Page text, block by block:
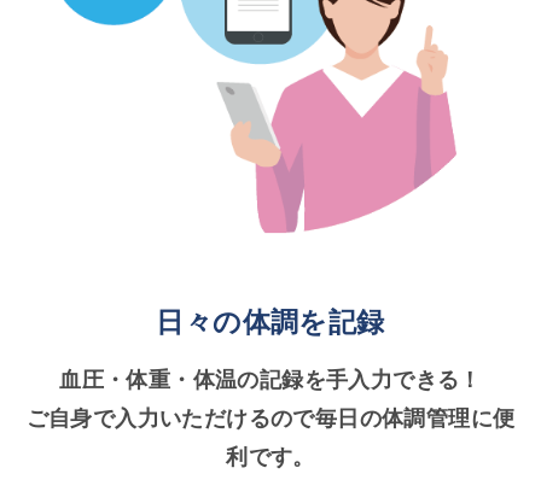
日々の体調を記録
血圧・体重・体温の記録を手入力できる！
ご自身で入力いただけるので毎日の体調管理に便
利です。